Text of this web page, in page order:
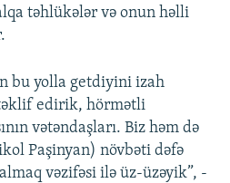
təhlükələr və onun həlli
bu yolla getdiyini izah
edirik, hörmətli
vətəndaşları. Biz həm də
Paşinyan) növbəti dəfə
vəzifəsi ilə üz-üzəyik”, -